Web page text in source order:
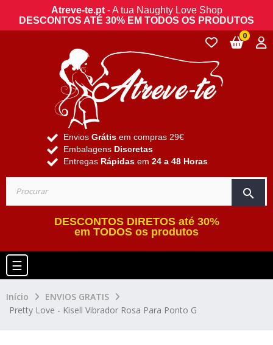
Atreve-te.pt- A tua Naughty Love Shop
DESCONTOS ATÉ 30% EM TODOS OS PRODUTOS
Envios Grátis em compras 29€
Embalagens Discretas
Entregas Rápidas em 24 a 48 Horas
search
0
DESCONTOS DIRETOS até 30%
em TODOS os produtos
Toggle navigation
☰
Início
ENVIOS GRATIS
Pretty Love - Kisell Vibrador Rosa Para Ponto G